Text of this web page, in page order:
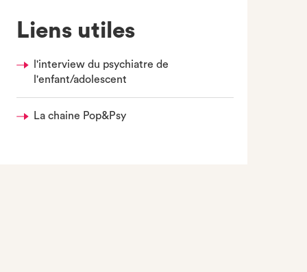
Liens utiles
l'interview du psychiatre de
l'enfant/adolescent
La chaine Pop&Psy